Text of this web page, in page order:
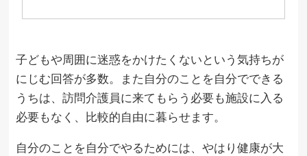
子どもや周囲に迷惑をかけたくないという気持ちが
にじむ回答が多数。また自分のことを自分でできる
うちは、訪問介護員に来てもらう必要も施設に入る
必要もなく、比較的自由に暮らせます。
自分のことを自分でやるためには、やはり健康が大